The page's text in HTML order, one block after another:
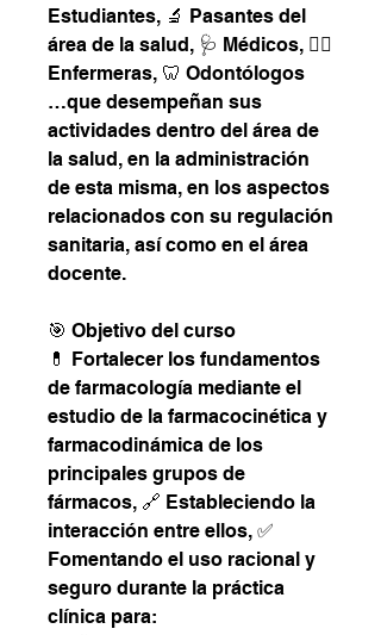
Estudiantes, 🔬 Pasantes del
área de la salud, 🩺 Médicos, 👩‍⚕️
Enfermeras, 🦷 Odontólogos
…que desempeñan sus
actividades dentro del área de
la salud, en la administración
de esta misma, en los aspectos
relacionados con su regulación
sanitaria, así como en el área
docente.
🎯 Objetivo del curso
💊 Fortalecer los fundamentos
de farmacología mediante el
estudio de la farmacocinética y
farmacodinámica de los
principales grupos de
fármacos, 🔗 Estableciendo la
interacción entre ellos, ✅
Fomentando el uso racional y
seguro durante la práctica
clínica para: